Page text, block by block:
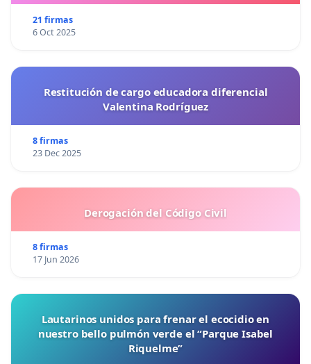
21 firmas
6 Oct 2025
Restitución de cargo educadora diferencial
Valentina Rodríguez
8 firmas
23 Dec 2025
Derogación del Código Civil
8 firmas
17 Jun 2026
Lautarinos unidos para frenar el ecocidio en
nuestro bello pulmón verde el “Parque Isabel
Riquelme”